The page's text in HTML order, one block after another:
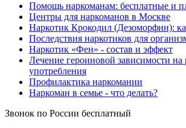
Помощь наркоманам: бесплатные и
Центры для наркоманов в Москве
Наркотик Крокодил (Дезоморфин):
Последствия наркотиков для
Наркотик «Фен» - состав и эффект
Лечение героиновой зависимости на
употребления
Профилактика наркомании
Наркоман в семье - что делать?
Звонок по России бесплатный